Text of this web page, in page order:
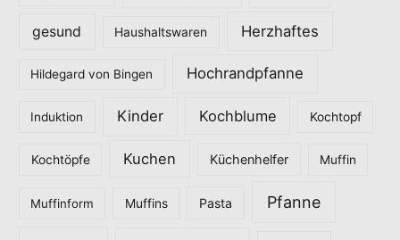
gesund Haushaltswaren Herzhaftes
Hildegard von Bingen Hochrandpfanne
Induktion Kinder Kochblume Kochtopf
Kochtöpfe Kuchen Küchenhelfer Muffin
Muffinform Muffins Pasta Pfanne